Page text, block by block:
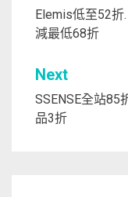
章
導
覽
Elemis低至52
減最低68折
Next
SSENSE全站85
品3折